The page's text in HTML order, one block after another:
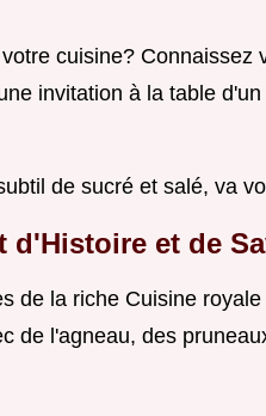
cuisine? Connaissez
invitation à la table
de sucré et salé, va
d'Histoire et de
de la riche Cuisine
de l'agneau, des